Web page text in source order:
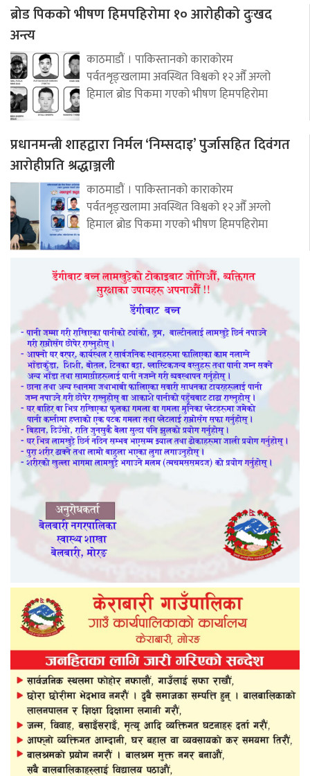
ब्रोड पिकको भीषण हिमपहिरोमा १० आरोहीको दुःखद
अन्त्य
काठमाडौं । पाकिस्तानको काराकोरम
पर्वतशृङ्खलामा अवस्थित विश्वको १२औँ अग्लो
हिमाल ब्रोड पिकमा गएको भीषण हिमपहिरोमा
प्रधानमन्त्री शाहद्वारा निर्मल ‘निम्सदाइ’ पुर्जासहित दिवंगत
आरोहीप्रति श्रद्धाञ्जली
काठमाडौं । पाकिस्तानको काराकोरम
पर्वतशृङ्खलामा अवस्थित विश्वको १२औँ अग्लो
हिमाल ब्रोड पिकमा गएको भीषण हिमपहिरोमा